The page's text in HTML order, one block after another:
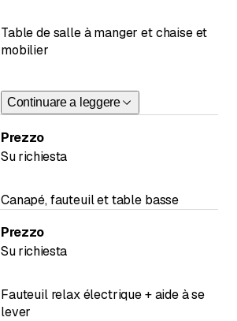
Table de salle à manger et chaise et
mobilier
Continuare a leggere
Canapé, fauteuil et table basse
Prezzo
Su richiesta
Fauteuil relax électrique + aide à se
lever
Prezzo
Su richiesta